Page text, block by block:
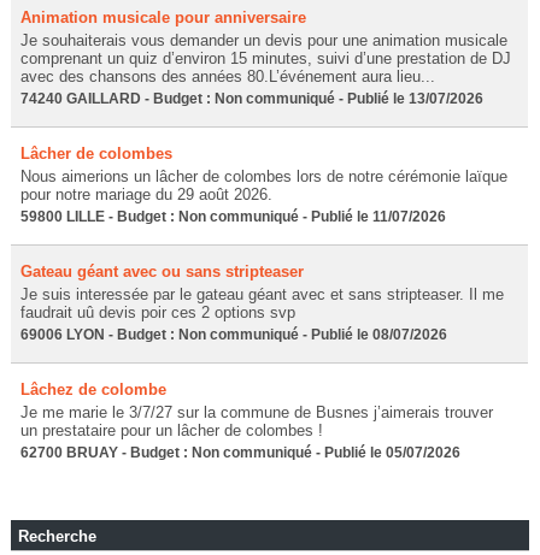
Animation musicale pour anniversaire
Je souhaiterais vous demander un devis pour une animation musicale
comprenant un quiz d’environ 15 minutes, suivi d’une prestation de DJ
avec des chansons des années 80.L’événement aura lieu...
74240 GAILLARD - Budget : Non communiqué - Publié le 13/07/2026
Lâcher de colombes
Nous aimerions un lâcher de colombes lors de notre cérémonie laïque
pour notre mariage du 29 août 2026.
59800 LILLE - Budget : Non communiqué - Publié le 11/07/2026
Gateau géant avec ou sans stripteaser
Je suis interessée par le gateau géant avec et sans stripteaser. Il me
faudrait uû devis poir ces 2 options svp
69006 LYON - Budget : Non communiqué - Publié le 08/07/2026
Lâchez de colombe
Je me marie le 3/7/27 sur la commune de Busnes j’aimerais trouver
un prestataire pour un lâcher de colombes !
62700 BRUAY - Budget : Non communiqué - Publié le 05/07/2026
Recherche